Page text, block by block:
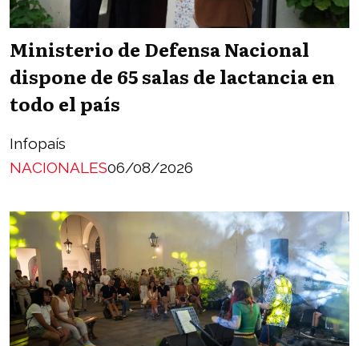
Ministerio de Defensa Nacional
dispone de 65 salas de lactancia en
todo el país
Infopaís
NACIONALES06/08/2026